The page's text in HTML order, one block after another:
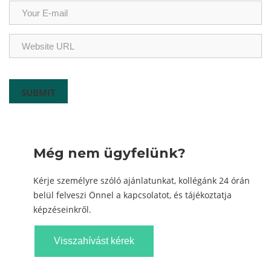
Még nem ügyfelünk?
Kérje személyre szóló ajánlatunkat, kollégánk 24 órán
belül felveszi Önnel a kapcsolatot, és tájékoztatja
képzéseinkről.
Visszahívást kérek